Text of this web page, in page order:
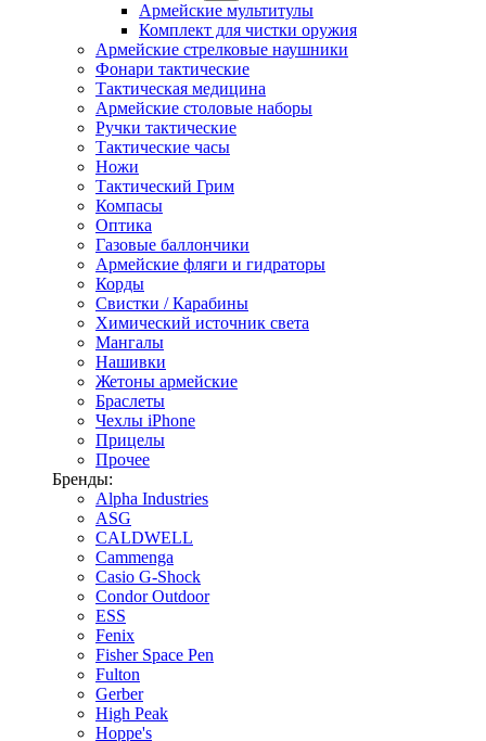
Армейские мультитулы
Комплект для чистки оружия
Армейские стрелковые наушники
Фонари тактические
Тактическая медицина
Армейские столовые наборы
Ручки тактические
Тактические часы
Ножи
Тактический Грим
Компасы
Оптика
Газовые баллончики
Армейские фляги и гидраторы
Корды
Свистки / Карабины
Химический источник света
Мангалы
Нашивки
Жетоны армейские
Браслеты
Чехлы iPhone
Прицелы
Прочее
Бренды:
Alpha Industries
ASG
CALDWELL
Cammenga
Casio G-Shock
Condor Outdoor
ESS
Fenix
Fisher Space Pen
Fulton
Gerber
High Peak
Hoppe's